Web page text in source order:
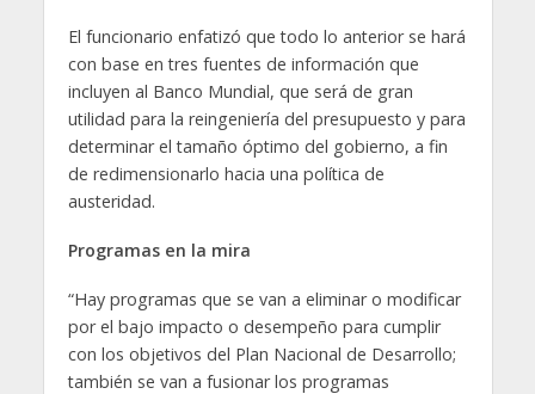
El funcionario enfatizó que todo lo anterior se hará
con base en tres fuentes de información que
incluyen al Banco Mundial, que será de gran
utilidad para la reingeniería del presupuesto y para
determinar el tamaño óptimo del gobierno, a fin
de redimensionarlo hacia una política de
austeridad.
Programas en la mira
“Hay programas que se van a eliminar o modificar
por el bajo impacto o desempeño para cumplir
con los objetivos del Plan Nacional de Desarrollo;
también se van a fusionar los programas